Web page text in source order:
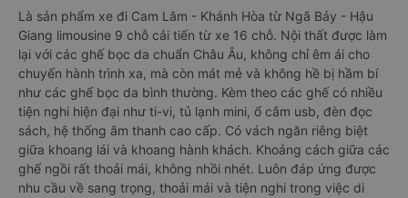
Là sản phẩm xe đi Cam Lâm - Khánh Hòa từ Ngã Bảy - Hậu
Giang limousine 9 chỗ cải tiến từ xe 16 chỗ. Nội thất được làm
lại với các ghế bọc da chuẩn Châu Âu, không chỉ êm ái cho
chuyến hành trình xa, mà còn mát mẻ và không hề bị hầm bí
như các ghế bọc da bình thường. Kèm theo các ghế có nhiều
tiện nghi hiện đại như ti-vi, tủ lạnh mini, ổ cắm usb, đèn đọc
sách, hệ thống âm thanh cao cấp. Có vách ngăn riêng biệt
giữa khoang lái và khoang hành khách. Khoảng cách giữa các
ghế ngồi rất thoải mái, không nhồi nhét. Luôn đáp ứng được
nhu cầu về sang trọng, thoải mái và tiện nghi trong việc di